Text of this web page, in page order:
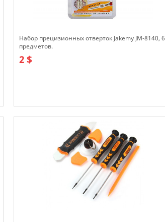
Набор прецизионных отверток Jakemy JM-8140, 6
предметов.
2 $